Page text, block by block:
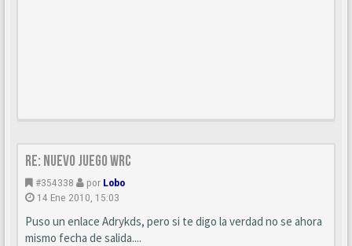
Re: Nuevo juego WRC
#354338 por Lobo
14 Ene 2010, 15:03
Puso un enlace Adrykds, pero si te digo la verdad no se ahora
mismo fecha de salida....